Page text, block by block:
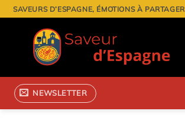
Passer
au
contenu
SAVEURS D’ESPAGNE, ÉMOTIONS À PARTAGER
NEWSLETTER